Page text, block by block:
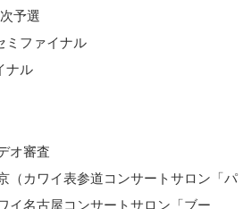
予選
ミファイナル
ナル
オ審査
（カワイ表参道コンサートサロン「パ
イ名古屋コンサートサロン「ブー